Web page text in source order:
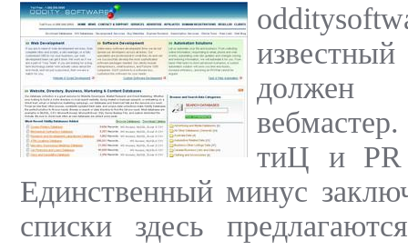
должен
тиЦ и PR
Единственный минус
списки здесь